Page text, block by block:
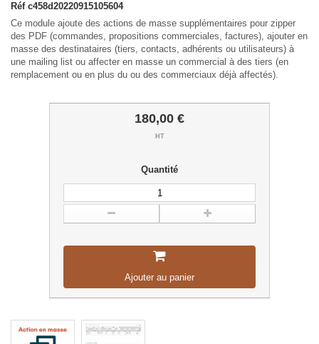
Réf c458d20220915105604
Ce module ajoute des actions de masse supplémentaires pour zipper
des PDF (commandes, propositions commerciales, factures), ajouter en
masse des destinataires (tiers, contacts, adhérents ou utilisateurs) à
une mailing list ou affecter en masse un commercial à des tiers (en
remplacement ou en plus du ou des commerciaux déjà affectés).
180,00 €
HT
Quantité
Ajouter au panier